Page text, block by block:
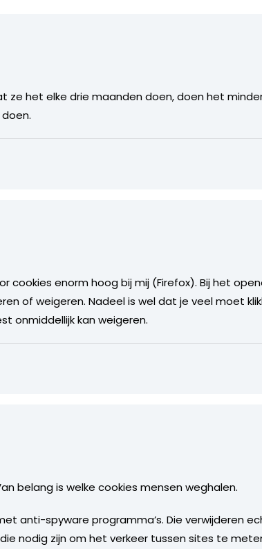
ze het elke drie maanden doen, doen het
cookies enorm hoog bij mij (Firefox). Bij het
of weigeren. Nadeel is wel dat je veel moet
onmiddellijk kan weigeren.
belang is welke cookies mensen weghalen.
anti-spyware programma’s. Die verwijderen
nodig zijn om het verkeer tussen sites te